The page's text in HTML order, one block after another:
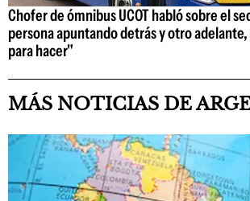
Chofer de ómnibus UCOT habló sobre el
persona apuntando detrás y otro
para hacer"
MÁS NOTICIAS DE